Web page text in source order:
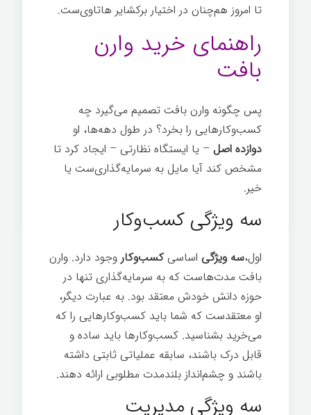
تا امروز هم‌چنان در اختیار برکشایر هاتاوی‌ست.
راهنمای خرید وارن
بافت
پس چگونه وارن بافت تصمیم می‌گیرد چه
کسب‌وکارهایی را بخرد؟ در طول دهه‌ها، او
دوازده اصل – یا ایستگاه نظارتی – ایجاد کرد تا
مشخص کند آیا مایل به سرمایه‌گذاری‌ست یا
خیر.
سه ویژگی کسب‌وکار
اول،سه ویژگی اساسیکسب‌وکار وجود دارد. وارن
بافت مدت‌هاست که به سرمایه‌گذاری تنها در
حوزه دانش خودش معتقد بود. به عبارت دیگر،
او معتقدست که شما باید کسب‌وکارهایی را که
می‌خرید بشناسید. کسب‌وکارها باید ساده و
قابل درک باشند، سابقه عملیاتی ثابتی داشته
باشند و چشم‌انداز بلندمدت مطلوبی ارائه دهند.
سه ویژگی مدیریت